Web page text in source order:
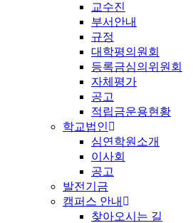
교수진
부서안내
규정
대학평의원회
등록금심의위원회
자체평가
공고
적립금운용현황
학교법인
심연학원소개
이사회
공고
발전기금
캠퍼스 안내
찾아오시는 길